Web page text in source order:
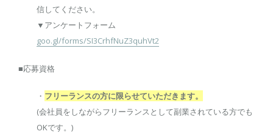
信してください。
▼アンケートフォーム
goo.gl/forms/SI3CrhfNuZ3quhVt2
■応募資格
・ フリーランスの方に限らせていただきます。
(会社員をしながらフリーランスとして副業されている方でも
OKです。)